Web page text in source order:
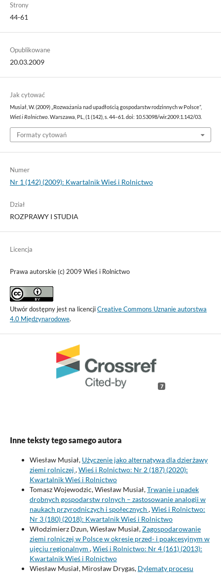
Strony
44-61
Opublikowane
20.03.2009
Jak cytować
Musiał, W. (2009) „Rozważania nad upadłością gospodarstw rodzinnych w Polsce”,
Wieś i Rolnictwo. Warszawa, PL, (1 (142), s. 44–61. doi: 10.53098/wir.2009.1.142/03.
Formaty cytowań
Numer
Nr 1 (142) (2009): Kwartalnik Wieś i Rolnictwo
Dział
ROZPRAWY I STUDIA
Licencja
Prawa autorskie (c) 2009 Wieś i Rolnictwo
Utwór dostępny jest na licencjiCreative Commons Uznanie autorstwa
4.0 Międzynarodowe.
7
Inne teksty tego samego autora
Wiesław Musiał, Użyczenie jako alternatywa dla dzierżawy
ziemi rolniczej ,Wieś i Rolnictwo: Nr 2 (187) (2020):
Kwartalnik Wieś i Rolnictwo
Tomasz Wojewodzic, Wiesław Musiał,Trwanie i upadek
drobnych gospodarstw rolnych – zastosowanie analogii w
naukach przyrodniczych i społecznych ,Wieś i Rolnictwo:
Nr 3 (180) (2018): Kwartalnik Wieś i Rolnictwo
Włodzimierz Dzun, Wiesław Musiał,Zagospodarowanie
ziemi rolniczej w Polsce w okresie przed- i poakcesyjnym w
ujęciu regionalnym ,Wieś i Rolnictwo: Nr 4 (161) (2013):
Kwartalnik Wieś i Rolnictwo
Wiesław Musiał, Mirosław Drygas, Dylematy procesu